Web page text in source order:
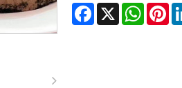
Facebook
X